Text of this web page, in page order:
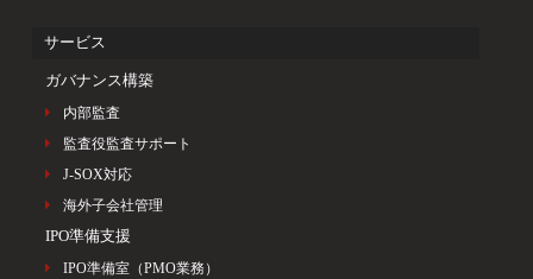
サービス
ガバナンス構築
内部監査
監査役監査サポート
J-SOX対応
海外子会社管理
IPO準備支援
IPO準備室（PMO業務）